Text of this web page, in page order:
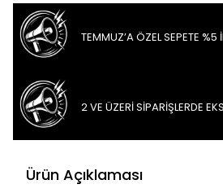
TEMMUZ’A ÖZEL SEPETE %5
2 VE ÜZERİ SİPARİŞLERDE
Ürün Açıklaması